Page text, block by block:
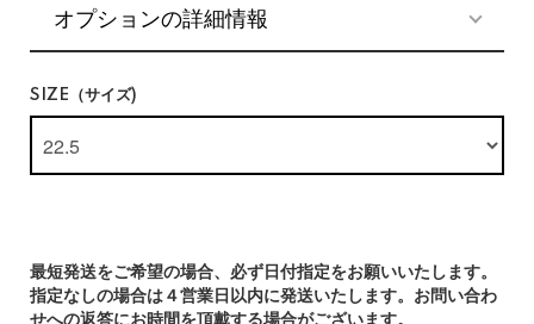
オプションの詳細情報
SIZE（サイズ)
最短発送をご希望の場合、必ず日付指定をお願いいたします。
指定なしの場合は４営業日以内に発送いたします。お問い合わ